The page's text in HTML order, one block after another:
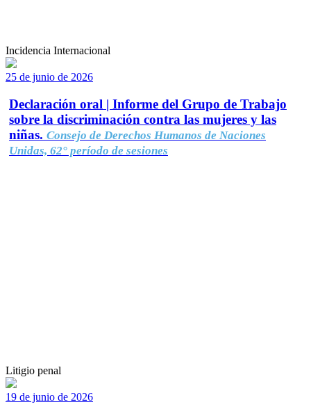
Incidencia Internacional
25 de junio de 2026
Declaración oral | Informe del Grupo de Trabajo
sobre la discriminación contra las mujeres y las
niñas. Consejo de Derechos Humanos de Naciones
Unidas, 62° período de sesiones
Litigio penal
19 de junio de 2026